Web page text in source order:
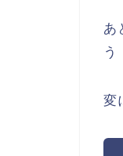
あ
う
変